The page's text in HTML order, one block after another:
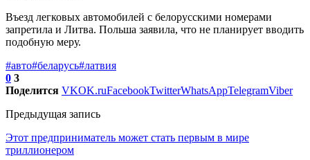
Въезд легковых автомобилей с белорусскими номерами
запретила и Литва. Польша заявила, что не планирует вводить
подобную меру.
#авто#беларусь#латвия
0 3
Поделится VKOK.ruFacebookTwitterWhatsAppTelegramViber
Предыдущая запись
Этот предприниматель может стать первым в мире
триллионером